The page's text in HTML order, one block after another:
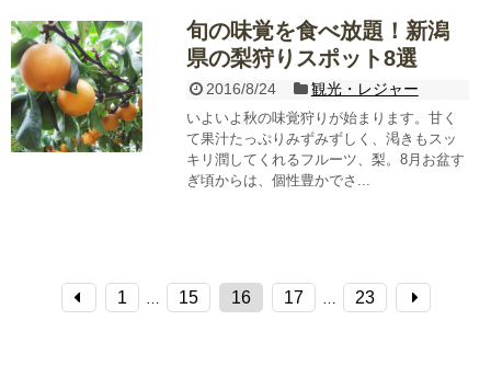
旬の味覚を食べ放題！新潟
県の梨狩りスポット8選
2016/8/24 観光・レジャー
いよいよ秋の味覚狩りが始まります。甘く
て果汁たっぷりみずみずしく、渇きもスッ
キリ潤してくれるフルーツ、梨。8月お盆す
ぎ頃からは、個性豊かでさ...
1 15 16 17 23